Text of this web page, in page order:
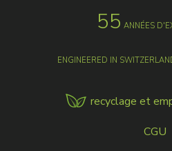
55 ANNÉES
ENGINEERED IN
recyclage et
CGU